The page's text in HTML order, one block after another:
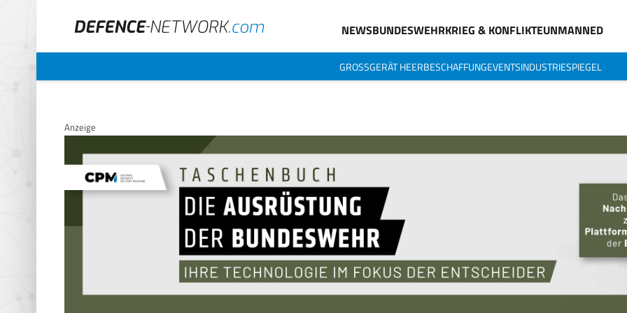
NEWSBUNDESWEHRKRIEG & KONFLIKTEUNMANNED
GROSSGERÄT HEERBESCHAFFUNGEVENTSINDUSTRIESPIEGEL
Anzeige